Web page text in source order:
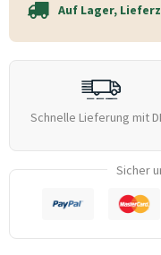
Auf Lager,
Schnelle Lieferung mit
Sicher